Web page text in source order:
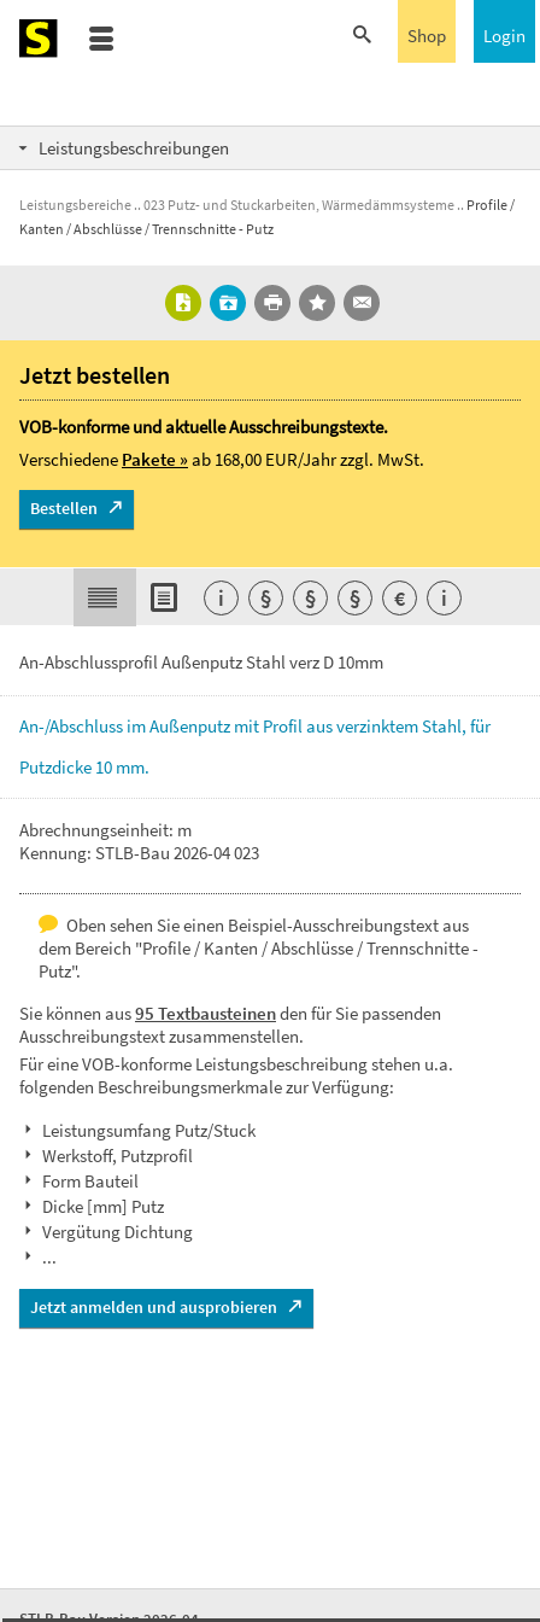
Login
Shop
Leistungsbeschreibungen
Leistungsbereiche 023 Putz- und Stuckarbeiten, Wärmedämmsysteme
Profile /
Kanten / Abschlüsse / Trennschnitte - Putz
An-Abschlussprofil Außenputz Stahl verz D 10mm
An-/Abschluss imAußenputz mit ProfilausverzinktemStahl, für
Putzdicke 10 mm.
Abrechnungseinheit: m
Kennung: STLB-Bau 2026-04 023
Oben sehen Sie einen Beispiel-Ausschreibungstext aus
dem Bereich "Profile / Kanten / Abschlüsse / Trennschnitte -
Putz".
Sie können aus95 Textbausteinenden für Sie passenden
Ausschreibungstext zusammenstellen.
Für eine VOB-konforme Leistungsbeschreibung stehen u.a.
folgenden Beschreibungsmerkmale zur Verfügung:
Leistungsumfang Putz/Stuck
Werkstoff, Putzprofil
Form Bauteil
Dicke [mm] Putz
Vergütung Dichtung
...
Jetzt anmelden und ausprobieren
Jetzt bestellen
VOB-konforme und aktuelle Ausschreibungstexte.
Verschiedene Pakete »ab 168,00 EUR/Jahrzzgl. MwSt.
Bestellen
i § § § € i